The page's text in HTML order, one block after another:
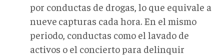
por conductas de drogas, lo que equivale a
nueve capturas cada hora. En el mismo
periodo, conductas como el lavado de
activos o el concierto para delinquir